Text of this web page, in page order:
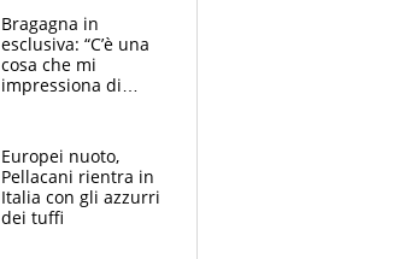
l'alleanza con
Donnarumma
Bragagna in
esclusiva: “C’è una
cosa che mi
impressiona di
E svela la sorpresa
agli Europei
Europei nuoto,
Pellacani rientra in
Italia con gli azzurri
dei tuffi